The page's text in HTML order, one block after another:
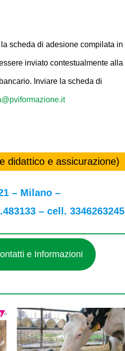
scheda di adesione compilata in
inviato contestualmente alla
Inviare la scheda di
didattico e assicurazione)
– Milano –
– cell. 3346263245
e Informazioni